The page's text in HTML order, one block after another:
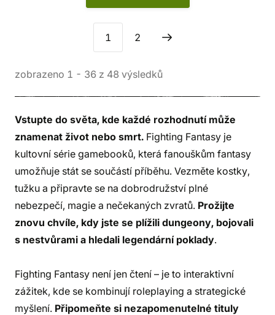
1 2
zobrazeno 1 - 36 z 48 výsledků
Vstupte do světa, kde každé rozhodnutí může
znamenat život nebo smrt. Fighting Fantasy je
kultovní série gamebooků, která fanouškům fantasy
umožňuje stát se součástí příběhu. Vezměte kostky,
tužku a připravte se na dobrodružství plné
nebezpečí, magie a nečekaných zvratů. Prožijte
znovu chvíle, kdy jste se plížili dungeony, bojovali
s nestvůrami a hledali legendární poklady.
Fighting Fantasy není jen čtení – je to interaktivní
zážitek, kde se kombinují roleplaying a strategické
myšlení. Připomeňte si nezapomenutelné tituly